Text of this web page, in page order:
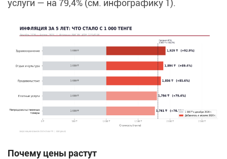
услуги — на 79,4% (см. инфографику 1).
Почему цены растут